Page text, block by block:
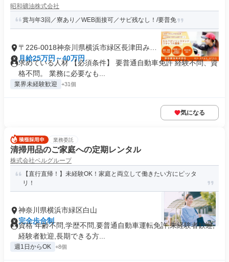
昭和礦油株式会社
賞与年3回／寮あり／WEB面接可／サビ残なし！/要普免
〒226-0018神奈川県横浜市緑区長津田みな
み台
月給25万円～40万円
求めている人材 【必須条件】 要普通自動車免許 経験不問、資
格不問。 業務に必要なも...
業界未経験歓迎 +31個
気になる
業務委託
清掃用品のご家庭への定期レンタル
株式会社ベルグループ
【直行直帰！】未経験OK！家庭と両立して働きたい方にピッタ
リ！
神奈川県横浜市緑区白山
完全歩合制
資格 年齢不問,学歴不問,要普通自動車運転免許,未経験者歓迎,
経験者歓迎,長期できる方...
週1日からOK +8個